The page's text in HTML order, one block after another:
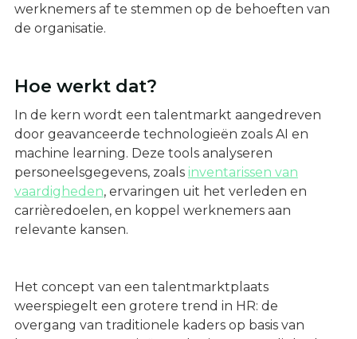
werknemers af te stemmen op de behoeften van
de organisatie.
Hoe werkt dat?
In de kern wordt een talentmarkt aangedreven
door geavanceerde technologieën zoals AI en
machine learning. Deze tools analyseren
personeelsgegevens, zoals inventarissen van
vaardigheden, ervaringen uit het verleden en
carrièredoelen, en koppel werknemers aan
relevante kansen.
Het concept van een talentmarktplaats
weerspiegelt een grotere trend in HR: de
overgang van traditionele kaders op basis van